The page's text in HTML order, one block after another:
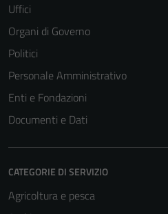
Uffici
Organi di Governo
Politici
Personale Amministrativo
Enti e Fondazioni
Documenti e Dati
CATEGORIE DI SERVIZIO
Agricoltura e pesca